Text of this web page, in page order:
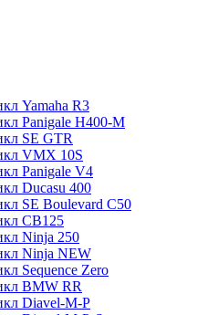
Yamaha R3
Panigale H400-M
SE GTR
VMX 10S
Panigale V4
Ducasu 400
SE Boulevard C50
CB125
Ninja 250
Ninja NEW
Sequence Zero
BMW RR
Diavel-M-P